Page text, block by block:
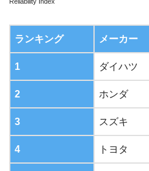
Reliability Index
ランキング メーカー
1 ダイハツ
2 ホンダ
3 スズキ
4 トヨタ